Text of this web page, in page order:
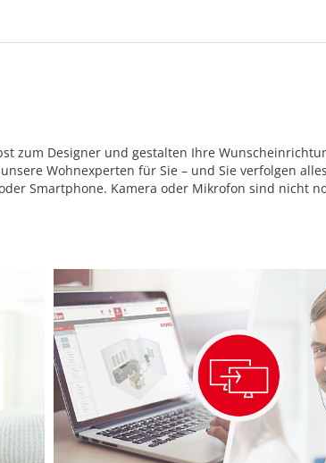
zum Designer und gestalten Ihre
Wohnexperten für Sie – und Sie verfolgen
Smartphone. Kamera oder Mikrofon sind nicht